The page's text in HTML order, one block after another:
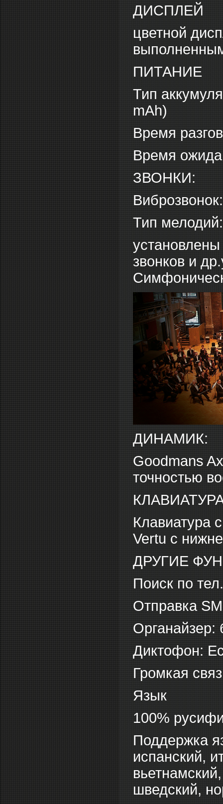
ДИСПЛЕЙ
цветной
ПИТАНИЕ
Тип
mAh)
Время
Время
ЗВОНКИ:
Тип
звонков и
ДИНАМИК:
Goodmans
точностью
Клавиатура
Vertu с
ДРУГИЕ
Поиск по
Отправка
Органайзер:
Диктофон:
Громкая
Язык
100%
Поддержка
испанский,
шведский,